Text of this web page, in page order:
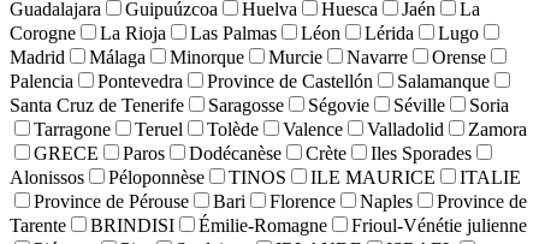
Guadalajara
Guipuúzcoa Huelva Huesca Jaén
La
Corogne
La Rioja Las Palmas Léon Lérida
Lugo
Madrid
Málaga Minorque Murcie Navarre
Orense
Palencia
Pontevedra Province de Castellón
Salamanque
Santa Cruz de Tenerife
Saragosse Ségovie Séville
Soria
Tarragone
Teruel Tolède Valence Valladolid
Zamora
GRECE
Paros Dodécanèse Crète
Iles Sporades
Alonissos
Péloponnèse TINOS ILE MAURICE
ITALIE
Province de Pérouse
Bari Florence Naples
Province de
Tarente
BRINDISI Émilie-Romagne
Frioul-Vénétie julienne